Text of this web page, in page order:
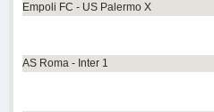
Empoli FC - US Palermo X
AS Roma - Inter 1